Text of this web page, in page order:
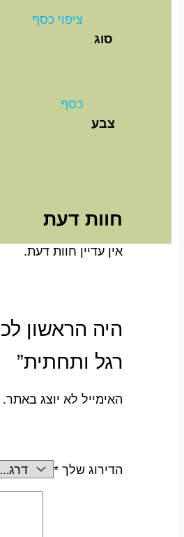
סוג
ציפוי כסף
צבע
כסף
חוות דעת
אין עדיין חוות דעת.
רגל ותחתית”
האימייל לא יוצג באתר.
הדירוג שלך *